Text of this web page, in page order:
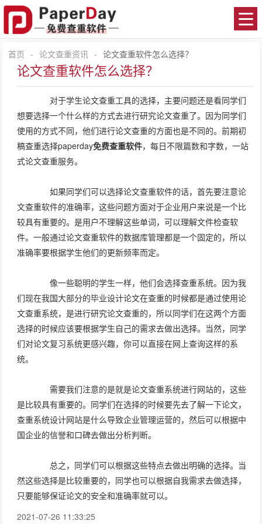
首页 - 论文查重资讯 - 论文查重软件怎么选择？
论文查重软件怎么选择？
对于学生论文查重工具的选择，主要问题还是看同学们
想要选择一个什么样的方式去进行研究论文查重了。因为同学们
使用的方式不同，他们进行论文查重的方面也是不同的。前期初
稿查重选择paperday免费查重软件，每日不限篇数和字数，一站
式论文查重服务。
如果同学们可以选择论文查重软件的话，首先要注意论
文查重软件的准确率，这些问题方面对于企业用户来说是一个比
较具有重要的。是用户不理解这些单词，可以理解文件检查软
件。一般通过论文查重软件的数据库管理都是一个固定的，所以
准确率要根据学生他们的更新频率而定。
像一些聪明的学生一样，他们会选择查重系统。因为我
们现在我国大部分的毕业设计论文在查重的时候都是通过使用论
文查重系统，是进行研究论文查重的，所以同学们在这两个方面
选择的时候应该要根据学生自己的需求去做出选择。当然，同学
们对论文复习系统更感兴趣，你可以直接在网上查询这样的系
统。
需要我们注意的是就是论文查重系统进行网站的，这些
是比较具有重要的。同学们在选择的时候要先去了解一下论文，
查重系统设计网站是什么导致企业管理运营的，然后可以根据中
国企业的信誉和口碑去做出分析判断。
总之，同学们可以根据这些特点去做出明确的选择。当
然这些选择是比较重要的，同学也可以根据自我需求去做选择，
只要能够保证论文的安全和准确率就可以。
2021-07-26 11:33:25